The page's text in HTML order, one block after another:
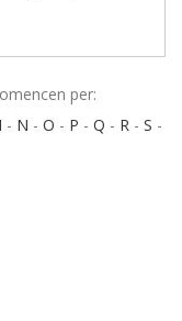
per:
- N - O - P - Q - R - S -